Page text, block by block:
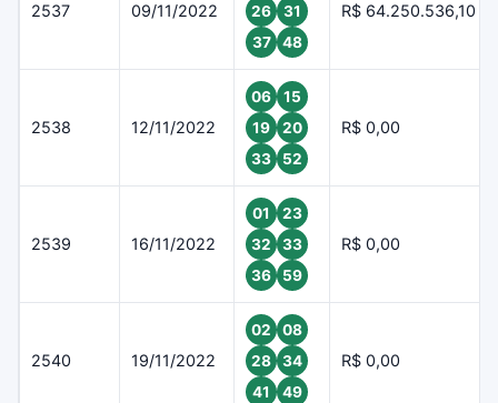
2537 09/11/2022
26
31
37
48
R$ 64.250.536,10
2538 12/11/2022
06
15
19
20
33
52
R$ 0,00
2539 16/11/2022
01
23
32
33
36
59
R$ 0,00
2540 19/11/2022
02
08
28
34
41
49
R$ 0,00